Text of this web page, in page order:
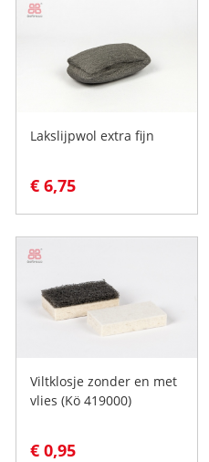
Lakslijpwol extra fijn
€ 6,75
Viltklosje zonder en met
vlies (Kö 419000)
€ 0,95